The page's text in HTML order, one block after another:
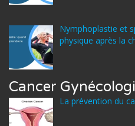
Nymphoplastie et
physique après la
Cancer
La prévention du